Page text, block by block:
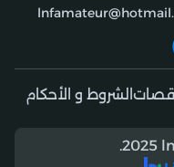
الشروط و الأحكام